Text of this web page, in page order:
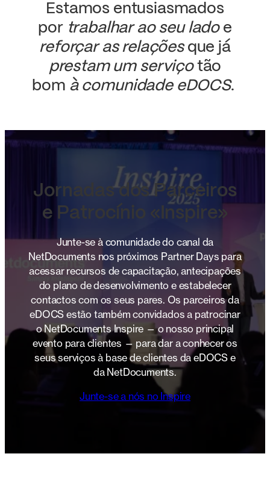
Estamos entusiasmados
por trabalhar ao seu ladoe
reforçar as relaçõesque já
prestam um serviçotão
bom à comunidade eDOCS. ​
Jornadas dos Parceiros
e Patrocínio «Inspire»
Junte-se à comunidade do canal da
NetDocuments nos próximos Partner Days para
acessar recursos de capacitação, antecipações
do plano de desenvolvimento e estabelecer
contactos com os seus pares. Os parceiros da
eDOCS estão também convidados a patrocinar
o NetDocuments Inspire — o nosso principal
evento para clientes — para dar a conhecer os
seus serviços à base de clientes da eDOCS e
da NetDocuments.
Junte-se a nós no Inspire